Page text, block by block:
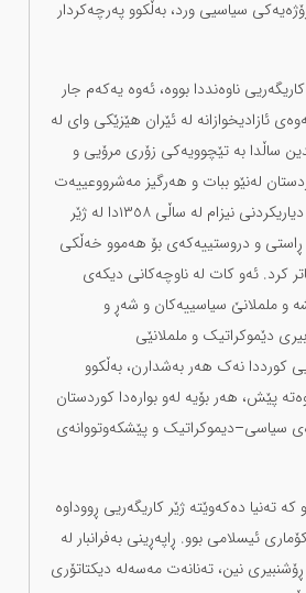
سیاسیی ورد، بەڵکوو پەرچەکردار
ناوەنددا بووە، ئەوە یەکەم جار
خوێناویی بزووتنەوەی ئازادیخوازانە لە ئێران هێزێکی وای لە
ساڵدا بە تێچوویەکی زۆری مرۆیی و
لەنێو ببات و هەرگیز مەشرووعییەت
و نفووزی لەنێو کورددا پەیدا نەکرد. بەشداری‌نەکردنی خەڵکی کوردستان لە ڕێفراندۆمی دیاریکردنی نیزام لە ساڵی ١٣٥٨دا لە ژێر
دێموکراتی کوردستانی ئێران و هێزە سیاسییەکانی دیکەدا، پاش ٤٤ ساڵ ڕاستی و دروستییەکەی بۆ هەموو خەڵکی
کرد. ئەو کات لە ناوچەکانی دیکەی
و ململانێ سیاسییەکان و شەڕ و
دێموکراتیک و ململانێی
کورددا نەک هەر بەشدارن، بەڵکوو
پێش، هەر بۆیە لەو بوارەدا کوردستان
سیاسی–دیموکراتیک و پێشکەوتووانەی
تەنیا دەکەوێتە ژێر کاریگەریی ڕووداوە
ئیسلامی بوو. ڕاپەڕینی بەفرانبار لە
نین، تەنانەت مەسەلە دیکتاتۆری